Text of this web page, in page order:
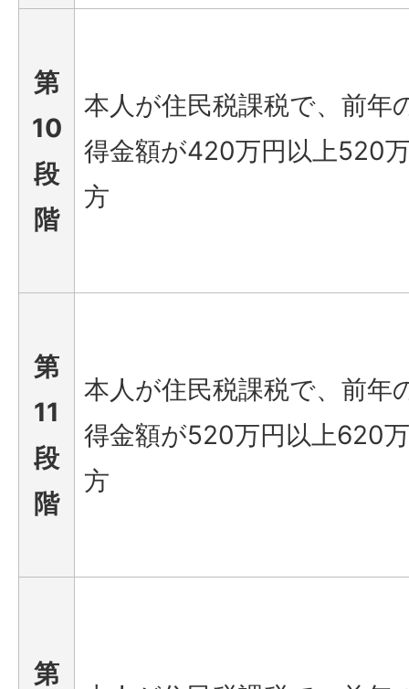
第
10
段
階
本人が住民税課税で、前年
得金額が420万円以上520
方
第
11
段
階
本人が住民税課税で、前年
得金額が520万円以上620
方
第